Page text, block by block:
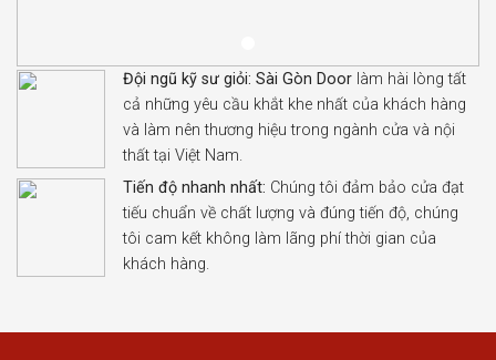
Đội ngũ kỹ sư giỏi: Sài Gòn Door làm hài lòng tất
cả những yêu cầu khắt khe nhất của khách hàng
và làm nên thương hiệu trong ngành cửa và nội
thất tại Việt Nam.
Tiến độ nhanh nhất: Chúng tôi đảm bảo cửa đạt
tiếu chuẩn về chất lượng và đúng tiến độ, chúng
tôi cam kết không làm lãng phí thời gian của
khách hàng.